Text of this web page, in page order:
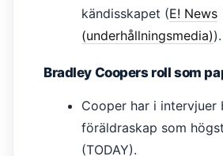
kändisskapet (E! News
(underhållningsmedia)).
Bradley Coopers roll som
Cooper har i intervjuer
föräldraskap som
(TODAY).